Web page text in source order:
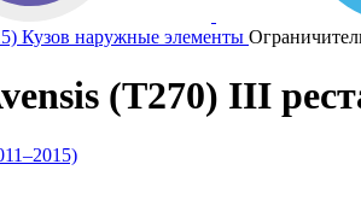
Кузов наружные элементы
(T270) III